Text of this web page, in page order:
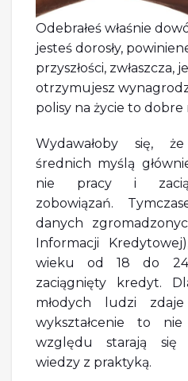
Odebrałeś właśnie
jesteś dorosły,
przyszłości, zwłaszcza,
otrzymujesz
polisy na życie to dobre
Wydawałoby się,
średnich myślą
nie pracy i
zobowiązań.
danych
Informacji
wieku od 18 do 24
zaciągnięty kredyt.
młodych ludzi
wykształcenie to
względu starają się
wiedzy z praktyką.